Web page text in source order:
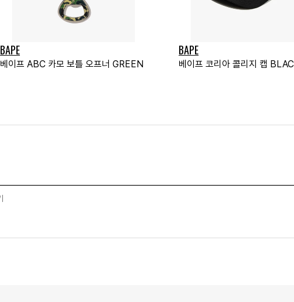
BAPE
베이프 ABC 카모 보틀 오프너 GREEN
BAPE
베이프 코리아 콜리지 캡